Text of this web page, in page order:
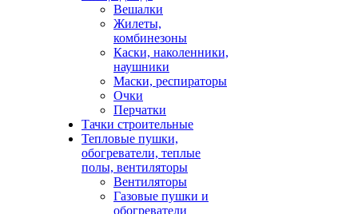
Вешалки
Жилеты,
комбинезоны
Каски, наколенники,
наушники
Маски, респираторы
Очки
Перчатки
Тачки строительные
Тепловые пушки,
обогреватели, теплые
полы, вентиляторы
Вентиляторы
Газовые пушки и
обогреватели